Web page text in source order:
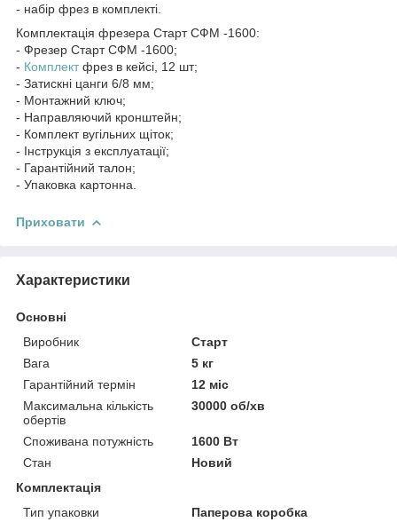
- набір фрез в комплекті.
Комплектація фрезера Старт СФМ -1600:
- Фрезер Старт СФМ -1600;
- Комплектфрез в кейсі, 12 шт;
- Затискні цанги 6/8 мм;
- Монтажний ключ;
- Направляючий кронштейн;
- Комплект вугільних щіток;
- Інструкція з експлуатації;
- Гарантійний талон;
- Упаковка картонна.
Приховати
Характеристики
Основні
Виробник
Старт
Вага
5 кг
Гарантійний термін
12 міс
Максимальна кількість
обертів
30000 об/хв
Споживана потужність
1600 Вт
Стан
Новий
Комплектація
Тип упаковки
Паперова коробка